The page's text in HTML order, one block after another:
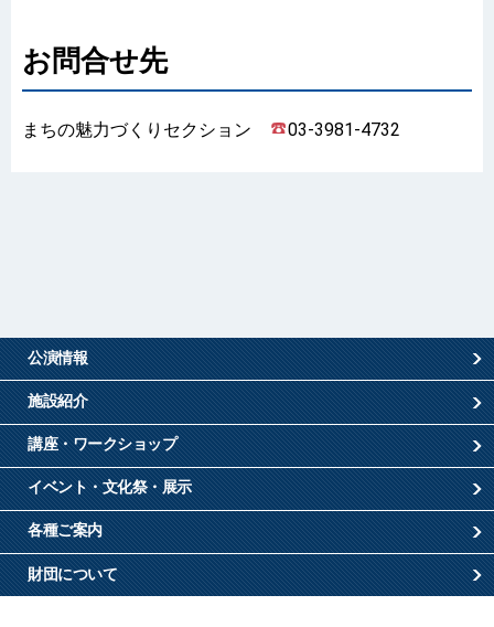
お問合せ先
まちの魅力づくりセクション 03-3981-4732
公演情報
施設紹介
講座・ワークショップ
イベント・文化祭・展示
各種ご案内
財団について